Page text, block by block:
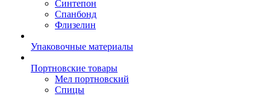
Синтепон
Спанбонд
Флизелин
Упаковочные материалы
Портновские товары
Мел портновский
Спицы